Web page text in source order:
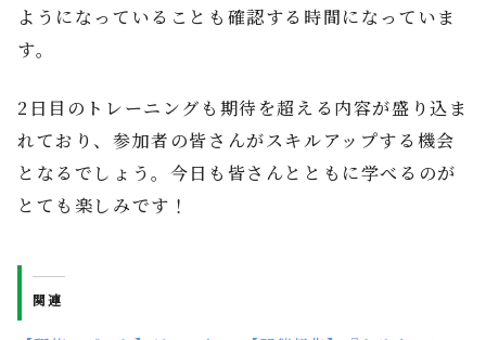
ようになっていることも確認する時間になっていま
す。
2日目のトレーニングも期待を超える内容が盛り込ま
れており、参加者の皆さんがスキルアップする機会
となるでしょう。今日も皆さんとともに学べるのが
とても楽しみです！
関連